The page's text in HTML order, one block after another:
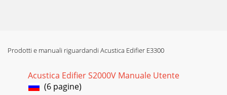
Prodotti e manuali riguardandi Acustica Edifier E3300
Acustica Edifier S2000V Manuale Utente
(6 pagine)